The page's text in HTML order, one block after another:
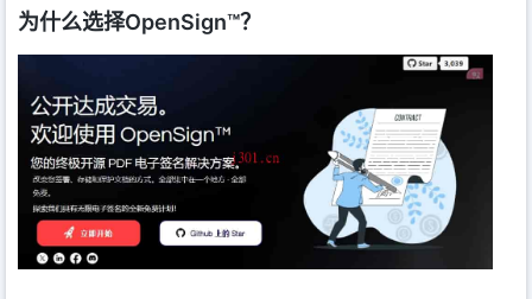
为什么选择OpenSign™？